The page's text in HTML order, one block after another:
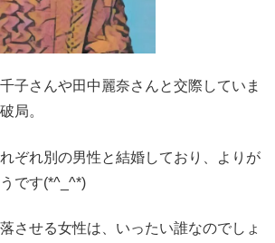
子さんや田中麗奈さんと交際していま
局。
ぞれ別の男性と結婚しており、よりが
です(*^_^*)
させる女性は、いったい誰なのでしょ